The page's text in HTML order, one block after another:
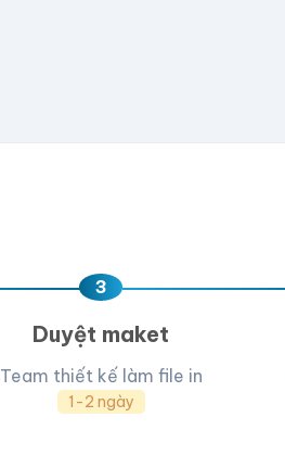
3
Duyệt maket
Team thiết kế làm file in
1-2 ngày